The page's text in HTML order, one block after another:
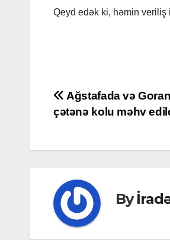
Qeyd edək ki, həmin veriliş
Post
navigation
Ağstafada və
çətənə kolu məhv
By